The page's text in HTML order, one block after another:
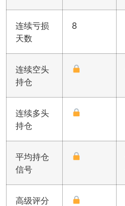
连续亏损
天数
8
连续空头
持仓
连续多头
持仓
平均持仓
信号
高级评分